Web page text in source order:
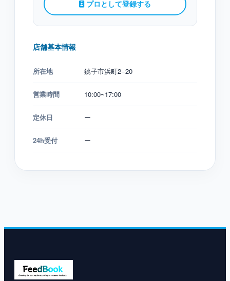
プロとして登録する
店舗基本情報
所在地 銚子市浜町2−20
営業時間 10:00~17:00
定休日 ー
24h受付 ー